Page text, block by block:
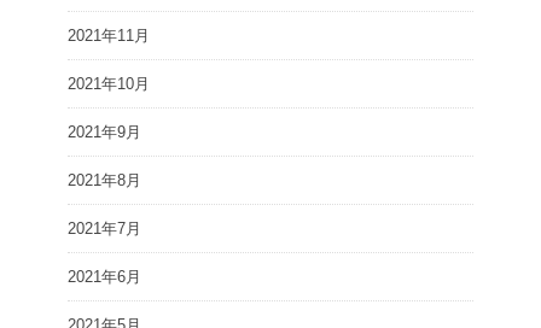
2021年11月
2021年10月
2021年9月
2021年8月
2021年7月
2021年6月